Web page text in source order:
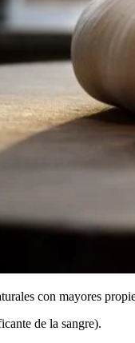
con mayores
de la sangre).